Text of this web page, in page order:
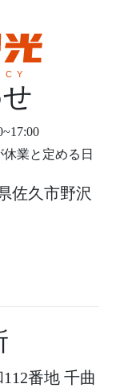
業と定める日
佐久市野沢
番地 千曲